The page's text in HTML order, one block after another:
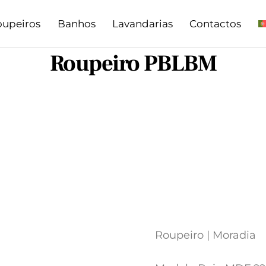
Banhos Lavandarias Contactos
Roupeiro PBLBM
Roupeiro | Moradia